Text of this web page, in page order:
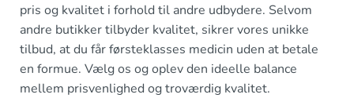
pris og kvalitet i forhold til andre udbydere. Selvom
andre butikker tilbyder kvalitet, sikrer vores unikke
tilbud, at du får førsteklasses medicin uden at betale
en formue. Vælg os og oplev den ideelle balance
mellem prisvenlighed og troværdig kvalitet.